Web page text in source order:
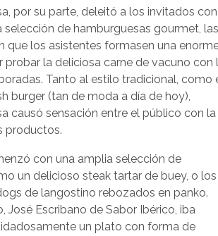
por su parte, deleitó a los invitados
selección de hamburguesas gourmet,
que los asistentes formasen una
probar la deliciosa carne de vacuno con
Tanto al estilo tradicional, como
burger (tan de moda a día de hoy),
causó sensación entre el público con la
productos.
con una amplia selección de
un delicioso steak tartar de buey, o los
de langostino rebozados en panko.
José Escribano de Sabor Ibérico, iba
un plato con forma de